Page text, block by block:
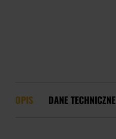
OPIS DANE TECHNICZNE